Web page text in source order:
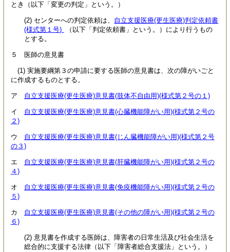
とき（以下「変更の判定」という。）
(2) センターへの判定依頼は、 自立支援医療(更生医療)判定依頼書
(様式第１号)
（以下「判定依頼書」という。）により行うもの
とする。
５ 医師の意見書
(1) 実施要綱第３の申請に要する医師の意見書は、次の障がいごと
に作成するものとする。
ア 自立支援医療(更生医療)意見書(肢体不自由用)(様式第２号の１)
イ 自立支援医療(更生医療)意見書(心臓機能障がい用)(様式第２号の
２)
ウ 自立支援医療(更生医療)意見書(じん臓機能障がい用)(様式第２号
の３)
エ 自立支援医療(更生医療)意見書(肝臓機能障がい用)(様式第２号の
４)
オ 自立支援医療(更生医療)意見書(免疫機能障がい用)(様式第２号の
５)
カ 自立支援医療(更生医療)意見書(その他の障がい用)(様式第２号の
６)
(2) 意見書を作成する医師は、障害者の日常生活及び社会生活を
総合的に支援する法律（以下「障害者総合支援法」という。）